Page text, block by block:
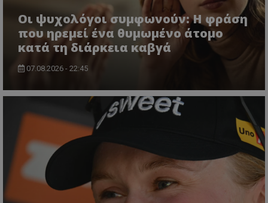
Οι ψυχολόγοι συμφωνούν: Η φράση
που ηρεμεί ένα θυμωμένο άτομο
κατά τη διάρκεια καβγά
07.08.2026 - 22:45